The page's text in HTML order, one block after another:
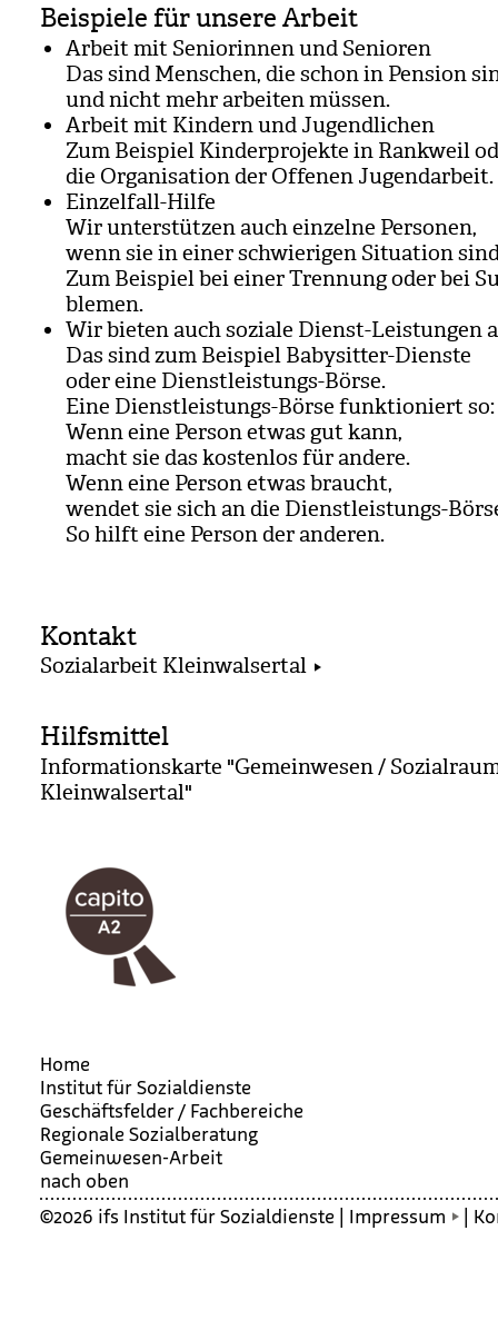
Beispiele für unsere Arbeit
Arbeit mit Senio­rin­nen und Senio­ren
Das sind Men­schen, die schon in Pen­sion
und nicht mehr arbei­ten müs­sen.
Arbeit mit Kin­dern und Jugend­li­chen
Zum Bei­spiel Kin­der­pro­jekte in Rank­weil
die Orga­ni­sa­tion der Offe­nen Jugend­ar­beit.
Ein­zel­fall-Hilfe
Wir unter­stüt­zen auch ein­zelne Per­so­nen,
wenn sie in einer schwie­ri­gen Situa­tion
Zum Bei­spiel bei einer Tren­nung oder bei
ble­men.
Wir bie­ten auch soziale Dienst-Leis­tun­gen
Das sind zum Bei­spiel Baby­sit­ter-Dienste
oder eine Dienst­leis­tungs-Börse.
Eine Dienst­leis­tungs-Börse funk­tio­niert so:
Wenn eine Per­son etwas gut kann,
macht sie das kos­ten­los für andere.
Wenn eine Per­son etwas braucht,
wen­det sie sich an die Dienst­leis­tungs-
So hilft eine Per­son der ande­ren.
Kontakt
Sozialarbeit Kleinwalsertal
Hilfsmittel
Informationskarte "Gemeinwesen /
Kleinwalsertal"
Home
Institut für Sozialdienste
Geschäftsfelder / Fachbereiche
Regionale Sozialberatung
Gemein­we­sen-Arbeit
nach oben
©2026 ifs Institut für Sozialdienste | Impressum